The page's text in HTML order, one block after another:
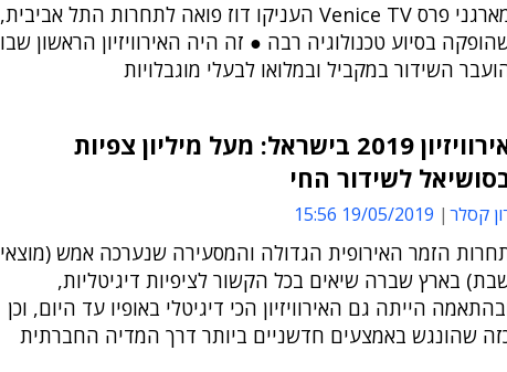
מארגני פרס Venice TV העניקו דוז פואה לתחרות התל אביבית,
בסיוע טכנולוגיה רבה ● זה היה האירוויזיון הראשון שבו
השידור במקביל ובמלואו לבעלי מוגבלויות
אירוויזיון 2019 בישראל: מעל מיליון צפיות
לשידור החי
קסלר 19/05/2019 15:56
הזמר האירופית הגדולה והמסעירה שנערכה אמש (מוצאי
בארץ שברה שיאים בכל הקשור לציפיות דיגיטליות,
הייתה גם האירוויזיון הכי דיגיטלי באופיו עד היום, וכן
שהונגש באמצעים חדשניים ביותר דרך המדיה החברתית